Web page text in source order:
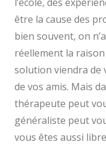
être la cause des
bien souvent, on
réellement la raison
solution viendra de
de vos amis. Mais
thérapeute peut
généraliste peut
vous êtes aussi